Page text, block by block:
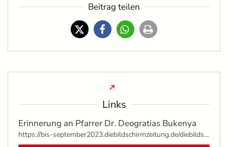
Beitrag teilen
Links
Erinnerung an Pfarrer Dr. Deogratias Bukenya
https://bis-september2023.diebildschirmzeitung.de/diebildschirmzeitung/bad-wurzach/bad-wurzach-le/17426-erinnerung-an-pfarrer-dr-deogratias-bukenya